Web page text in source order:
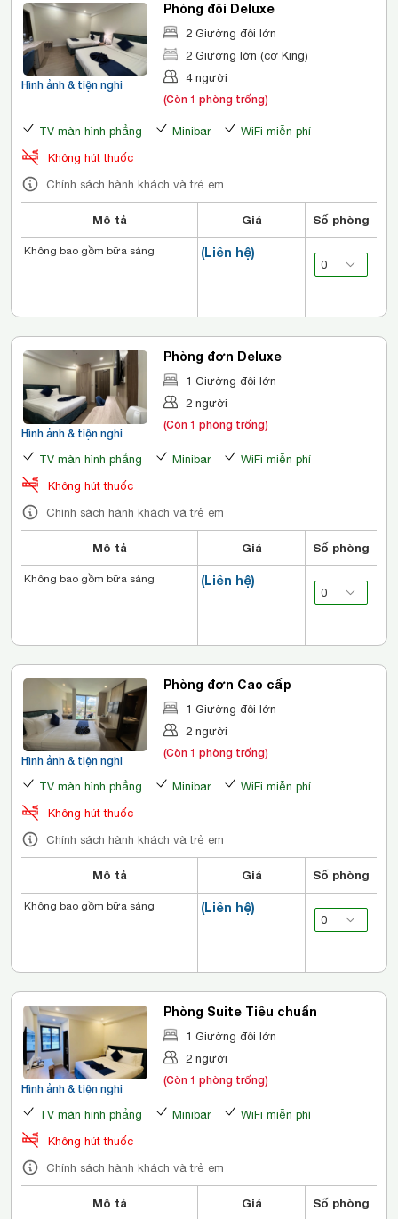
Hình ảnh & tiện nghi
Phòng đôi Deluxe
2 Giường đôi lớn
2 Giường lớn (cỡ King)
4 người
(Còn 1 phòng trống)
TV màn hình phẳng Minibar
WiFi miễn phí
Không hút thuốc
Chính sách hành khách và trẻ em
Mô tả Giá Số phòng
(Liên hệ)
Không bao gồm bữa sáng
Hình ảnh & tiện nghi
Phòng đơn Deluxe
1 Giường đôi lớn
2 người
(Còn 1 phòng trống)
TV màn hình phẳng Minibar
WiFi miễn phí
Không hút thuốc
Chính sách hành khách và trẻ em
Mô tả Giá Số phòng
(Liên hệ)
Không bao gồm bữa sáng
Hình ảnh & tiện nghi
Phòng đơn Cao cấp
1 Giường đôi lớn
2 người
(Còn 1 phòng trống)
TV màn hình phẳng Minibar
WiFi miễn phí
Không hút thuốc
Chính sách hành khách và trẻ em
Mô tả Giá Số phòng
(Liên hệ)
Không bao gồm bữa sáng
Hình ảnh & tiện nghi
Phòng Suite Tiêu chuẩn
1 Giường đôi lớn
2 người
(Còn 1 phòng trống)
TV màn hình phẳng Minibar
WiFi miễn phí
Không hút thuốc
Chính sách hành khách và trẻ em
Mô tả Giá Số phòng